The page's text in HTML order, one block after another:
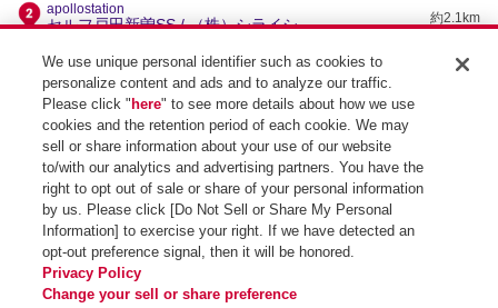
apollostation
セルフ戸田新曽SS / （株）シライシ 約2.1km
apollostation
セルフ川口SS / （株）シライシ 約2.2km
apollostation
セルフ川口産業道路SS / （株）シライシ
apollostation
セルフ西川口SS / （株）イハシエネルギー
SS検索トップ
We use unique personal identifier such as cookies to
personalize content and ads and to analyze our traffic.
Please click " here" to see more details about how we use
cookies and the retention period of each cookie. We may
sell or share information about your use of our website
to/with our analytics and advertising partners. You have the
right to opt out of sale or share of your personal information
by us. Please click [Do Not Sell or Share My Personal
Information] to exercise your right. If we have detected an
opt-out preference signal, then it will be honored.
Privacy Policy
Change your sell or share preference